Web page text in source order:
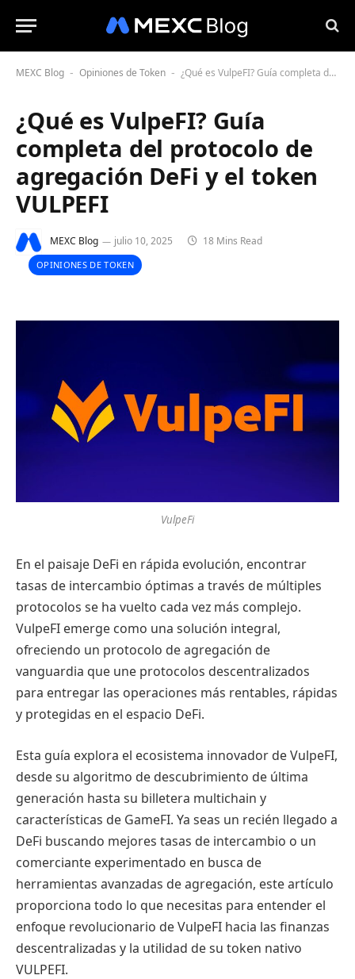
MEXC Blog - Opiniones de Token - ¿Qué es VulpeFI? Guía completa del protocolo de agregación DeFi y el token VULPEFI
¿Qué es VulpeFI? Guía
completa del protocolo de
agregación DeFi y el token
VULPEFI
MEXC Blog julio 10, 2025 18 Mins Read
OPINIONES DE TOKEN
VulpeFi
En el paisaje DeFi en rápida evolución, encontrar
tasas de intercambio óptimas a través de múltiples
protocolos se ha vuelto cada vez más complejo.
VulpeFI emerge como una solución integral,
ofreciendo un protocolo de agregación de
vanguardia que une protocolos descentralizados
para entregar las operaciones más rentables, rápidas
y protegidas en el espacio DeFi.
Esta guía explora el ecosistema innovador de VulpeFI,
desde su algoritmo de descubrimiento de última
generación hasta su billetera multichain y
características de GameFI. Ya seas un recién llegado a
DeFi buscando mejores tasas de intercambio o un
comerciante experimentado en busca de
herramientas avanzadas de agregación, este artículo
proporciona todo lo que necesitas para entender el
enfoque revolucionario de VulpeFI hacia las finanzas
descentralizadas y la utilidad de su token nativo
VULPEFI.